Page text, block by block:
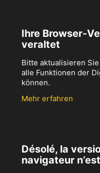
Ihre Browser-
veraltet
Bitte aktualisieren
alle Funktionen der
können.
Mehr erfahren
Désolé, la
navigateur